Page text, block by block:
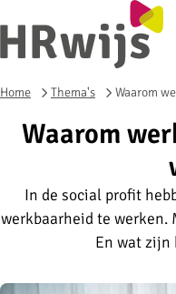
Home Thema's Waarom
Waarom
In de social profit
werkbaarheid te werken.
En wat zijn